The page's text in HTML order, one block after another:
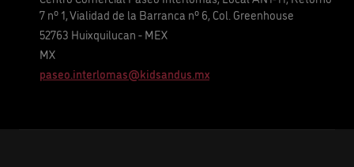
7 nº 1, Vialidad de la Barranca nº 6, Col. Greenhouse
52763 Huixquilucan-MEX
MX
paseo.interlomas@kidsandus.mx